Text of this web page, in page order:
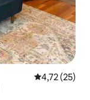
4,72 de uma
4,72 (25)